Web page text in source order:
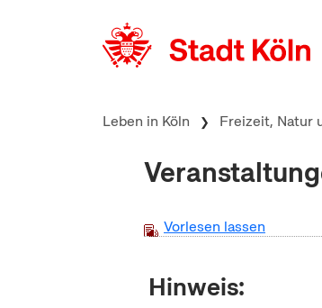
Leben in Köln Freizeit, Natur
Vorlesen lassen
Hinweis: